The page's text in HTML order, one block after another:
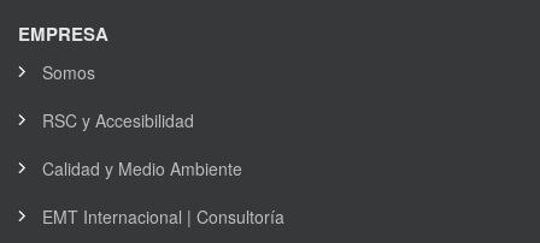
EMPRESA
Somos
RSC y Accesibilidad
Calidad y Medio Ambiente
EMT Internacional | Consultoría